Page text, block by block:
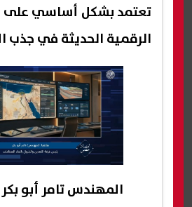
تعتمد بشكل أساسي على
الرقمية الحديثة في جذب
المهندس تامر أبو بكر